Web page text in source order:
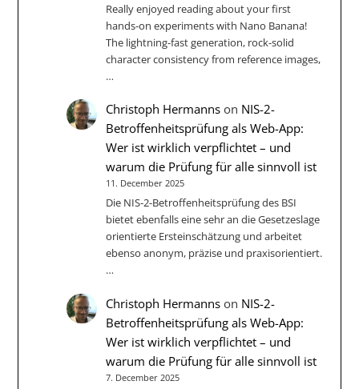
Really enjoyed reading about your first
hands-on experiments with Nano Banana!
The lightning-fast generation, rock-solid
character consistency from reference images,
…
Christoph Hermanns on NIS-2-
Betroffenheitsprüfung als Web-App:
Wer ist wirklich verpflichtet – und
warum die Prüfung für alle sinnvoll ist
11. December 2025
Die NIS‑2-Betroffenheitsprüfung des BSI
bietet ebenfalls eine sehr an die Gesetzeslage
orientierte Ersteinschätzung und arbeitet
ebenso anonym, präzise und praxisorientiert.
…
Christoph Hermanns on NIS-2-
Betroffenheitsprüfung als Web-App:
Wer ist wirklich verpflichtet – und
warum die Prüfung für alle sinnvoll ist
7. December 2025